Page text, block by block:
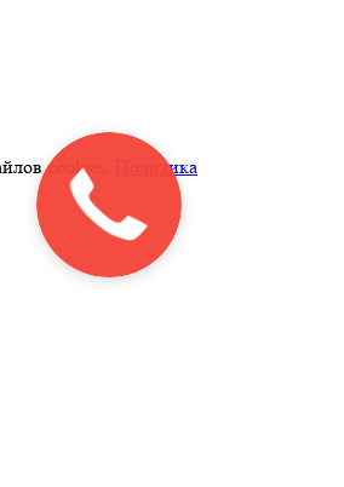
cookies.
Политика